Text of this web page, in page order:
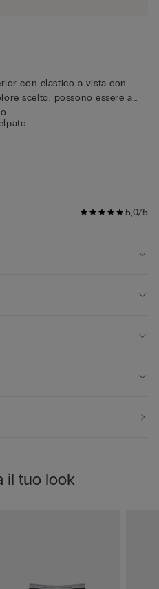
con elastico a vista con
scelto, possono essere a
5,0/5
il tuo look